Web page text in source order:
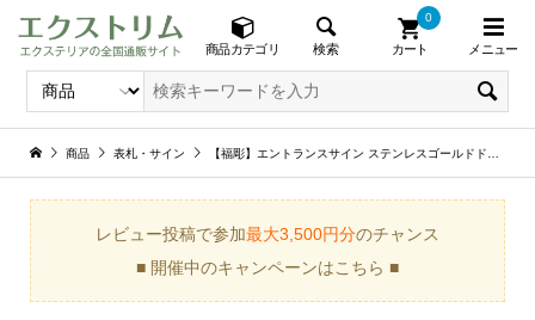
商品カテゴリ 検索 カート
0
メニュー
商品 表札・サイン 【福彫】エントランスサイン ステンレスゴールドドライエッチング SZ-1003
レビュー投稿で参加最大3,500円分のチャンス
■ 開催中のキャンペーンはこちら ■